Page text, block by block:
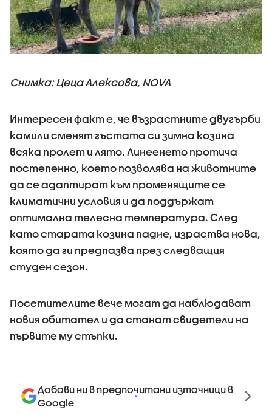
Снимка: Цеца Алексова, NOVA
Интересен факт е, че възрастните двугърби
камили сменят гъстата си зимна козина
всяка пролет и лято. Линеенето протича
постепенно, което позволява на животните
да се адаптират към променящите се
климатични условия и да поддържат
оптимална телесна температура. След
като старата козина падне, израства нова,
която да ги предпазва през следващия
студен сезон.
Посетителите вече могат да наблюдават
новия обитател и да станат свидетели на
първите му стъпки.
Добави ни в предпочитани източници в
Google